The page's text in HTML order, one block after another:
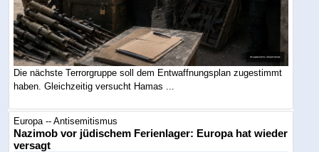
Die nächste Terrorgruppe soll dem Entwaffnungsplan zugestimmt
haben. Gleichzeitig versucht Hamas ...
Europa -- Antisemitismus
Nazimob vor jüdischem Ferienlager: Europa hat wieder
versagt